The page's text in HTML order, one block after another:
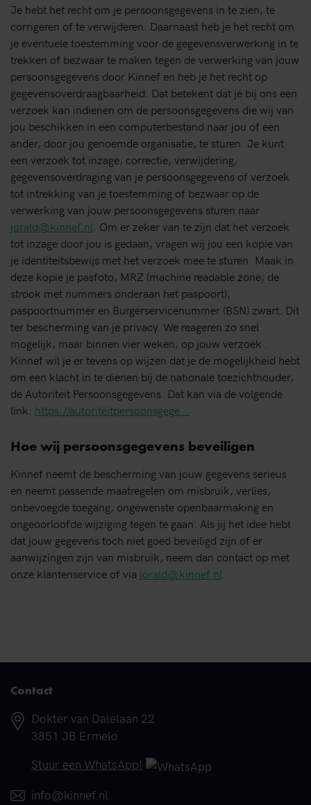
Je hebt het recht om je persoonsgegevens in te zien, te
corrigeren of te verwijderen. Daarnaast heb je het recht om
je eventuele toestemming voor de gegevensverwerking in te
trekken of bezwaar te maken tegen de verwerking van jouw
persoonsgegevens door Kinnef en heb je het recht op
gegevensoverdraagbaarheid. Dat betekent dat je bij ons een
verzoek kan indienen om de persoonsgegevens die wij van
jou beschikken in een computerbestand naar jou of een
ander, door jou genoemde organisatie, te sturen. Je kunt
een verzoek tot inzage, correctie, verwijdering,
gegevensoverdraging van je persoonsgegevens of verzoek
tot intrekking van je toestemming of bezwaar op de
verwerking van jouw persoonsgegevens sturen naar
jorald@kinnef.nl . Om er zeker van te zijn dat het verzoek
tot inzage door jou is gedaan, vragen wij jou een kopie van
je identiteitsbewijs met het verzoek mee te sturen. Maak in
deze kopie je pasfoto, MRZ (machine readable zone, de
strook met nummers onderaan het paspoort),
paspoortnummer en Burgerservicenummer (BSN) zwart. Dit
ter bescherming van je privacy. We reageren zo snel
mogelijk, maar binnen vier weken, op jouw verzoek .
Kinnef wil je er tevens op wijzen dat je de mogelijkheid hebt
om een klacht in te dienen bij de nationale toezichthouder,
de Autoriteit Persoonsgegevens. Dat kan via de volgende
link: https://autoriteitpersoonsgege...
Hoe wij persoonsgegevens beveiligen
Kinnef neemt de bescherming van jouw gegevens serieus
en neemt passende maatregelen om misbruik, verlies,
onbevoegde toegang, ongewenste openbaarmaking en
ongeoorloofde wijziging tegen te gaan. Als jij het idee hebt
dat jouw gegevens toch niet goed beveiligd zijn of er
aanwijzingen zijn van misbruik, neem dan contact op met
onze klantenservice of via jorald@kinnef.nl
Contact
Adres
Dokter van Dalelaan 22
3851 JB Ermelo
Telefoonnummer
Stuur een WhatsApp!
E-mail
info@kinnef.nl